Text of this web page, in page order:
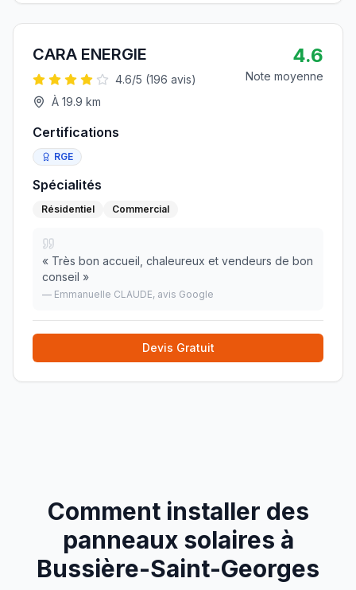
CARA ENERGIE
4.6/5 (196 avis)
À 19.9 km
4.6
Note moyenne
Certifications
RGE
Spécialités
Résidentiel Commercial
« Très bon accueil, chaleureux et vendeurs de bon
conseil »
— Emmanuelle CLAUDE, avis Google
Devis Gratuit
Comment installer des
panneaux solaires à
Bussière-Saint-Georges